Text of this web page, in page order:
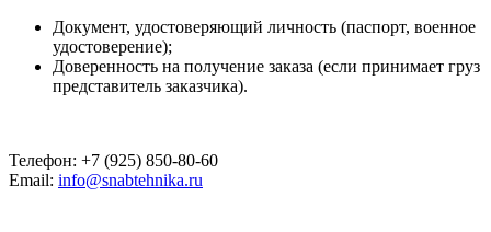
Документ, удостоверяющий личность (паспорт, военное
удостоверение);
Доверенность на получение заказа (если принимает груз
представитель заказчика).
Телефон: +7 (925) 850-80-60
Email: info@snabtehnika.ru